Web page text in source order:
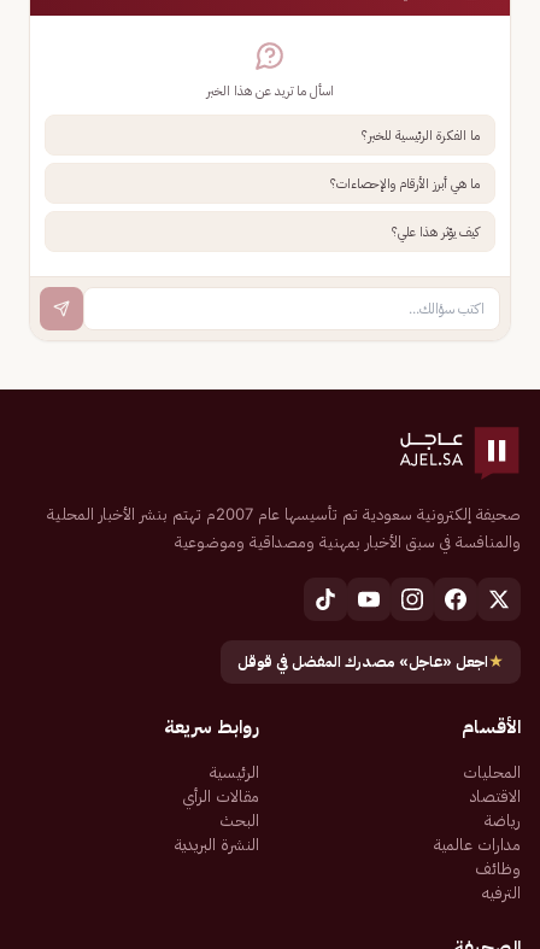
اسأل ما تريد عن هذا الخبر
ما الفكرة الرئيسية للخبر؟
ما هي أبرز الأرقام والإحصاءات؟
كيف يؤثر هذا علي؟
صحيفة إلكترونية سعودية تم تأسيسها عام 2007م تهتم بنشر الأخبار المحلية
والمنافسة في سبق الأخبار بمهنية ومصداقية وموضوعية
★اجعل «عاجل» مصدرك المفضل في قوقل
الأقسام
المحليات
الاقتصاد
رياضة
مدارات عالمية
وظائف
الترفيه
روابط سريعة
الرئيسية
مقالات الرأي
البحث
النشرة البريدية